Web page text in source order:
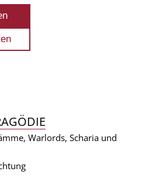
Warlords, Scharia und